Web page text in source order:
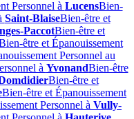
Personnel à LucensBien-
Saint-BlaiseBien-être et
PaccotBien-être et
être et Épanouissement
Personnel au
à YvonandBien-être
Bien-être et
Bien-être et Épanouissement
Personnel à Vully-